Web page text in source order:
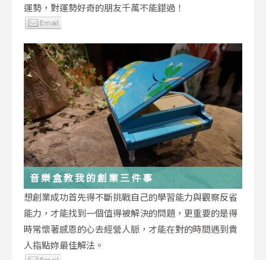
運勢，對運勢好奇的朋友千萬不能錯過！
音樂盒教我的創業三件事
想創業成功首先得不斷挑戰自己的學習能力與觀察反省
能力，才能找到一個值得被解決的問題，更重要的是得
時常懷著感恩的心去經營人脈，才能在對的時間遇到貴
人指點妳最佳解法。